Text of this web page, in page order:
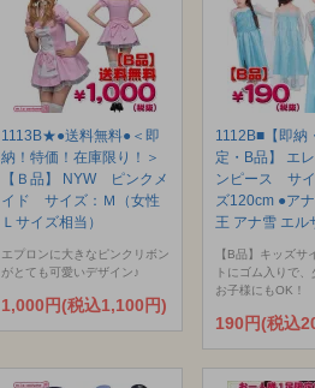
1113B★●送料無料●＜即
納！特価！在庫限り！＞
【Ｂ品】 NYW ピンクメ
イド サイズ：Ｍ（女性
Ｌサイズ相当）
エプロンに大きなピンクリボン
がとても可愛いデザイン♪
1,000円(税込1,100円)
1112B■【即納
定・B品】 エ
ンピース サイ
ズ120cm ●ア
王 アナ雪 エル
【B品】キッズサ
トにゴム入りで
お子様にもOK！
190円(税込